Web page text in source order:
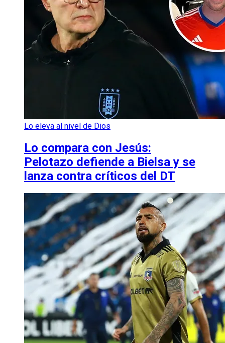
Lo eleva al nivel de Dios
Lo compara con Jesús:
Pelotazo defiende a Bielsa y se
lanza contra críticos del DT